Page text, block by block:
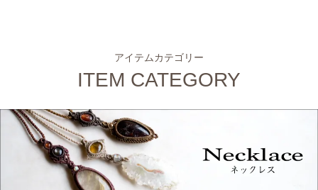
アイテムカテゴリー
ITEM CATEGORY